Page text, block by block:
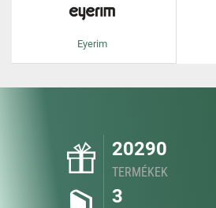
Eyerim
20290
TERMÉKEK
3